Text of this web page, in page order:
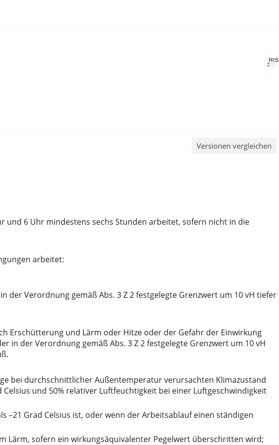
Versionen vergleichen
und 6 Uhr mindestens sechs Stunden arbeitet, sofern nicht in die
arbeitet:
Verordnung gemäß Abs. 3 Z 2 festgelegte Grenzwert um 10 vH tiefer
Erschütterung und Lärm oder Hitze oder der Gefahr der Einwirkung
in der Verordnung gemäß Abs. 3 Z 2 festgelegte Grenzwert um 10 vH
bei durchschnittlicher Außentemperatur verursachten Klimazustand
und 50% relativer Luftfeuchtigkeit bei einer Luftgeschwindigkeit
Grad Celsius ist, oder wenn der Arbeitsablauf einen ständigen
Lärm, sofern ein wirkungsäquivalenter Pegelwert überschritten wird;